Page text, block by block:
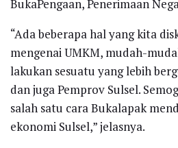
BukaPengaan, Penerimaan
“Ada beberapa hal yang kita
mengenai UMKM, mudah-
lakukan sesuatu yang lebih
dan juga Pemprov Sulsel.
salah satu cara Bukalapak
ekonomi Sulsel,” jelasnya.